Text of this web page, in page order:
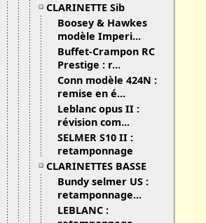
CLARINETTE Sib
Boosey & Hawkes
modèle Imperi...
Buffet-Crampon RC
Prestige : r...
Conn modèle 424N :
remise en é...
Leblanc opus II :
révision com...
SELMER S10 II :
retamponnage
CLARINETTES BASSE
Bundy selmer US :
retamponnage...
LEBLANC :